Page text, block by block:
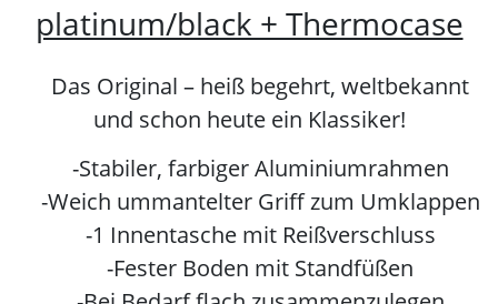
platinum/black + Thermocase
Das Original – heiß begehrt, weltbekannt
und schon heute ein Klassiker!
-Stabiler, farbiger Aluminiumrahmen
-Weich ummantelter Griff zum Umklappen
-1 Innentasche mit Reißverschluss
-Fester Boden mit Standfüßen